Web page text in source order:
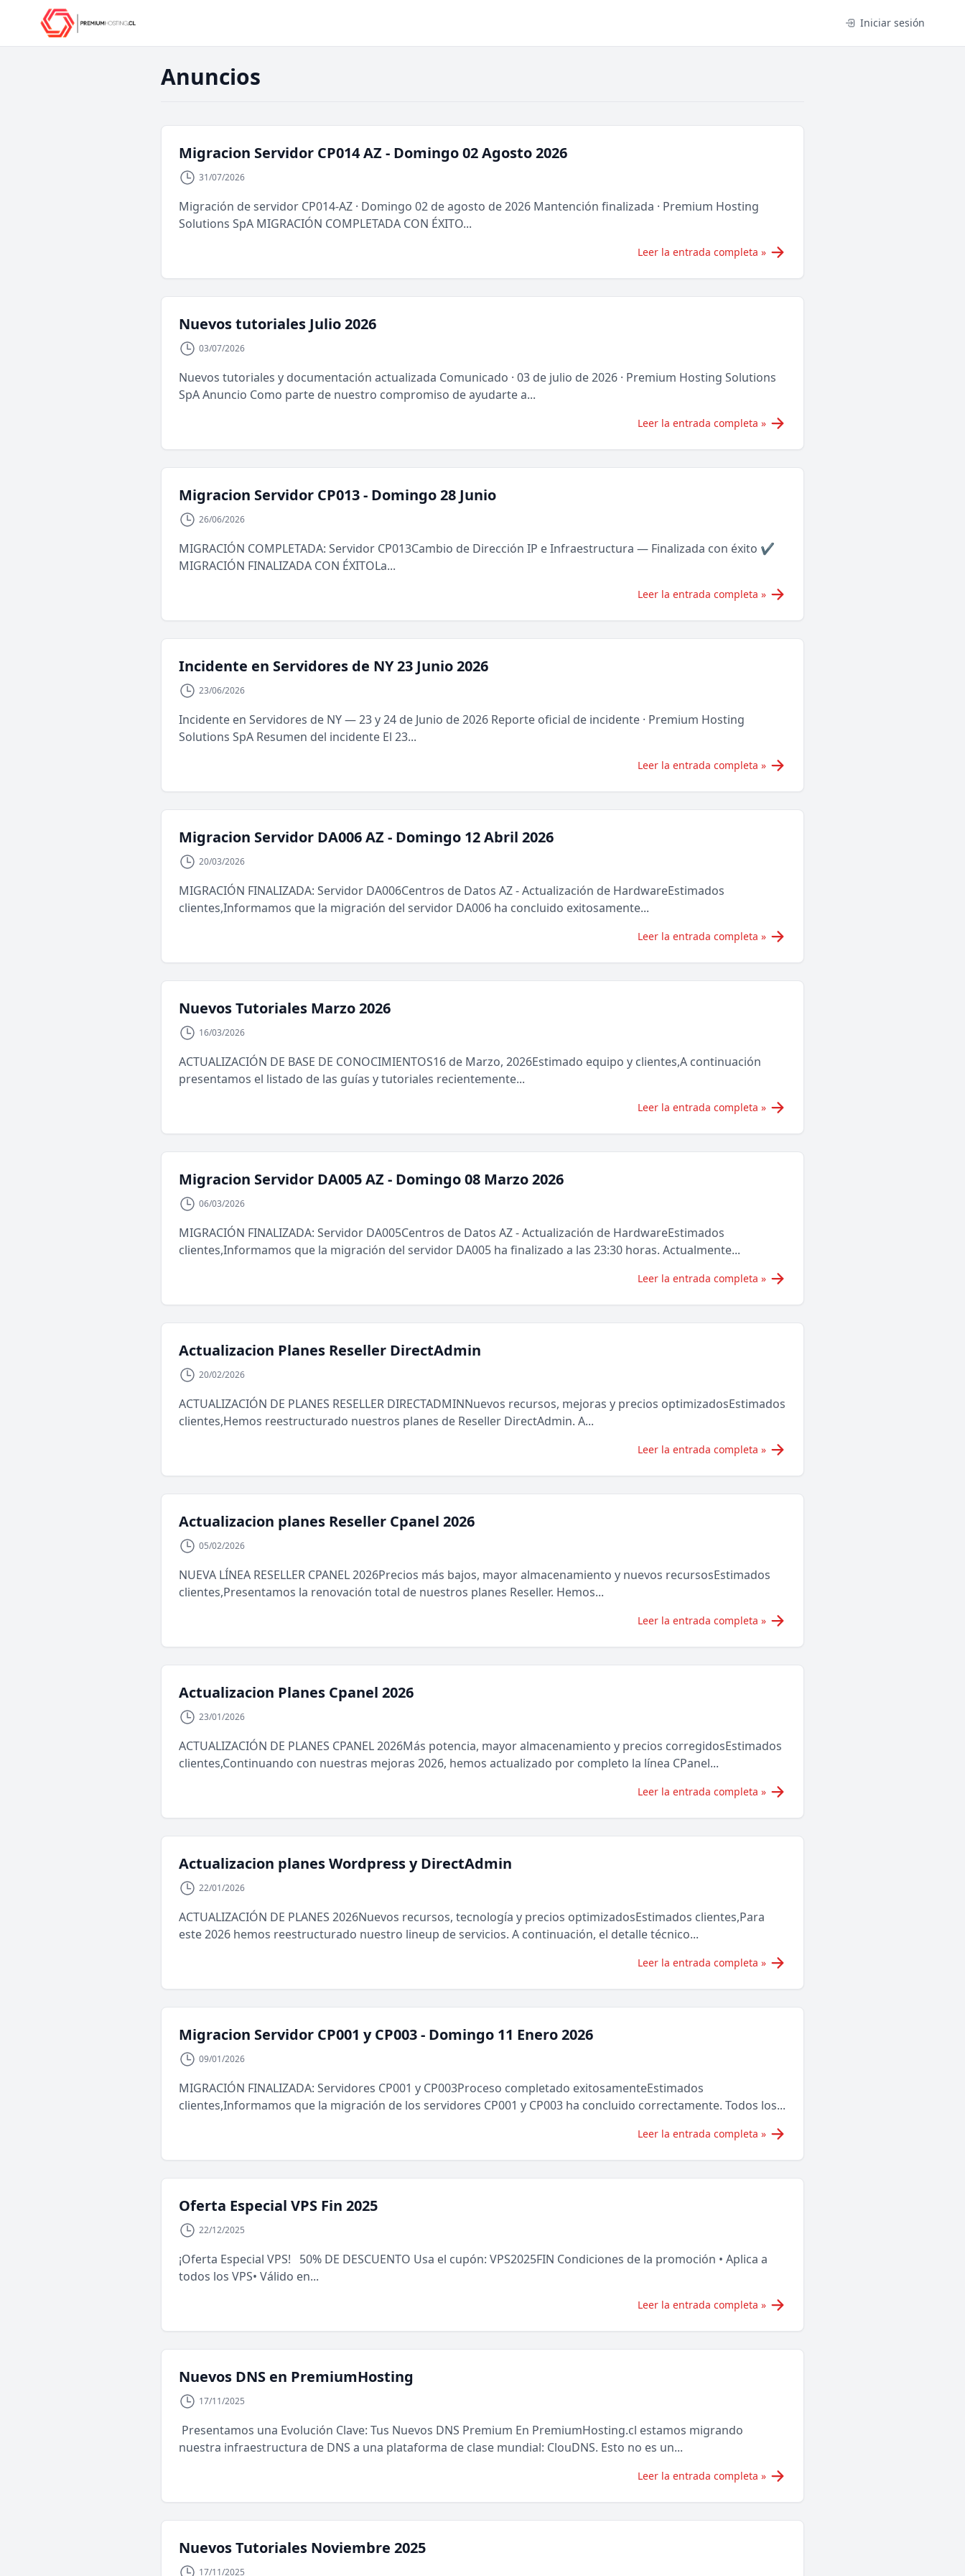
Iniciar sesión
Anuncios
Migracion Servidor CP014 AZ - Domingo 02 Agosto 2026
31/07/2026
Migración de servidor CP014-AZ · Domingo 02 de agosto de 2026 Mantención finalizada · Premium Hosting
Solutions SpA MIGRACIÓN COMPLETADA CON ÉXITO...
Leer la entrada completa »
Nuevos tutoriales Julio 2026
03/07/2026
Nuevos tutoriales y documentación actualizada Comunicado · 03 de julio de 2026 · Premium Hosting Solutions
SpA Anuncio Como parte de nuestro compromiso de ayudarte a...
Leer la entrada completa »
Migracion Servidor CP013 - Domingo 28 Junio
26/06/2026
MIGRACIÓN COMPLETADA: Servidor CP013Cambio de Dirección IP e Infraestructura — Finalizada con éxito ✔
MIGRACIÓN FINALIZADA CON ÉXITOLa...
Leer la entrada completa »
Incidente en Servidores de NY 23 Junio 2026
23/06/2026
Incidente en Servidores de NY — 23 y 24 de Junio de 2026 Reporte oficial de incidente · Premium Hosting
Solutions SpA Resumen del incidente El 23...
Leer la entrada completa »
Migracion Servidor DA006 AZ - Domingo 12 Abril 2026
20/03/2026
MIGRACIÓN FINALIZADA: Servidor DA006Centros de Datos AZ - Actualización de HardwareEstimados
clientes,Informamos que la migración del servidor DA006 ha concluido exitosamente...
Leer la entrada completa »
Nuevos Tutoriales Marzo 2026
16/03/2026
ACTUALIZACIÓN DE BASE DE CONOCIMIENTOS16 de Marzo, 2026Estimado equipo y clientes,A continuación
presentamos el listado de las guías y tutoriales recientemente...
Leer la entrada completa »
Migracion Servidor DA005 AZ - Domingo 08 Marzo 2026
06/03/2026
MIGRACIÓN FINALIZADA: Servidor DA005Centros de Datos AZ - Actualización de HardwareEstimados
clientes,Informamos que la migración del servidor DA005 ha finalizado a las 23:30 horas. Actualmente...
Leer la entrada completa »
Actualizacion Planes Reseller DirectAdmin
20/02/2026
ACTUALIZACIÓN DE PLANES RESELLER DIRECTADMINNuevos recursos, mejoras y precios optimizadosEstimados
clientes,Hemos reestructurado nuestros planes de Reseller DirectAdmin. A...
Leer la entrada completa »
Actualizacion planes Reseller Cpanel 2026
05/02/2026
NUEVA LÍNEA RESELLER CPANEL 2026Precios más bajos, mayor almacenamiento y nuevos recursosEstimados
clientes,Presentamos la renovación total de nuestros planes Reseller. Hemos...
Leer la entrada completa »
Actualizacion Planes Cpanel 2026
23/01/2026
ACTUALIZACIÓN DE PLANES CPANEL 2026Más potencia, mayor almacenamiento y precios corregidosEstimados
clientes,Continuando con nuestras mejoras 2026, hemos actualizado por completo la línea CPanel...
Leer la entrada completa »
Actualizacion planes Wordpress y DirectAdmin
22/01/2026
ACTUALIZACIÓN DE PLANES 2026Nuevos recursos, tecnología y precios optimizadosEstimados clientes,Para
este 2026 hemos reestructurado nuestro lineup de servicios. A continuación, el detalle técnico...
Leer la entrada completa »
Migracion Servidor CP001 y CP003 - Domingo 11 Enero 2026
09/01/2026
MIGRACIÓN FINALIZADA: Servidores CP001 y CP003Proceso completado exitosamenteEstimados
clientes,Informamos que la migración de los servidores CP001 y CP003 ha concluido correctamente. Todos los...
Leer la entrada completa »
Oferta Especial VPS Fin 2025
22/12/2025
¡Oferta Especial VPS! 50% DE DESCUENTO Usa el cupón: VPS2025FIN Condiciones de la promoción • Aplica a
todos los VPS• Válido en...
Leer la entrada completa »
Nuevos DNS en PremiumHosting
17/11/2025
Presentamos una Evolución Clave: Tus Nuevos DNS Premium En PremiumHosting.cl estamos migrando
nuestra infraestructura de DNS a una plataforma de clase mundial: ClouDNS. Esto no es un...
Leer la entrada completa »
Nuevos Tutoriales Noviembre 2025
17/11/2025